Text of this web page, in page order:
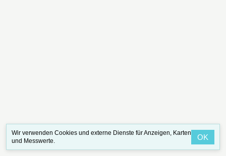
Wir verwenden Cookies und externe Dienste für Anzeigen, Karten
und Messwerte.
OK